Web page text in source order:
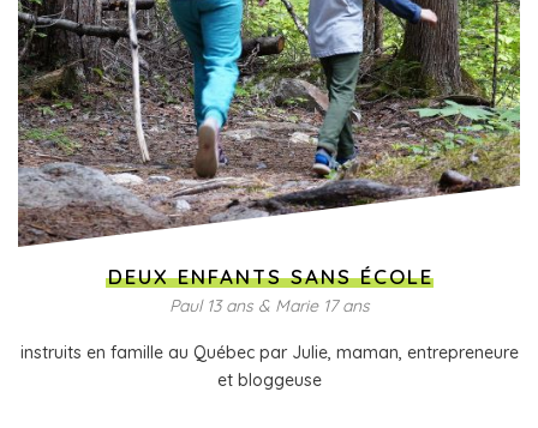
DEUX ENFANTS SANS ÉCOLE
Paul 13 ans & Marie 17 ans
instruits en famille au Québec par Julie, maman, entrepreneure
et bloggeuse